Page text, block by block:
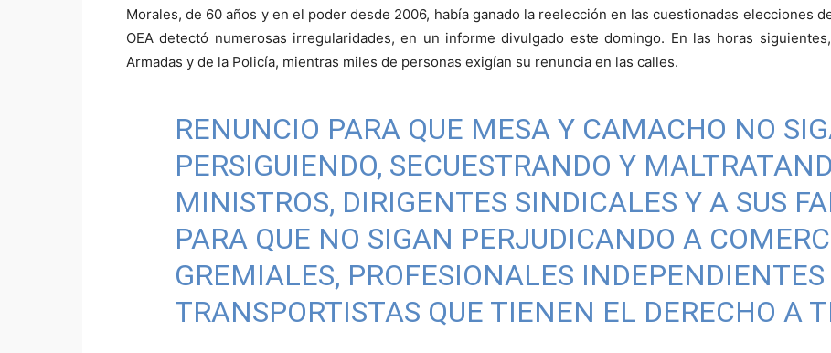
Morales, de 60 años y en el poder desde 2006, había ganado la reelección en las cuestionadas elecciones
OEA detectó numerosas irregularidades, en un informe divulgado este domingo. En las horas
Armadas y de la Policía, mientras miles de personas exigían su renuncia en las calles.
RENUNCIO PARA QUE MESA Y CAMACHO NO
PERSIGUIENDO, SECUESTRANDO Y
MINISTROS, DIRIGENTES SINDICALES Y A SUS
PARA QUE NO SIGAN PERJUDICANDO A
GREMIALES, PROFESIONALES INDEPENDIENTES
TRANSPORTISTAS QUE TIENEN EL DERECHO A